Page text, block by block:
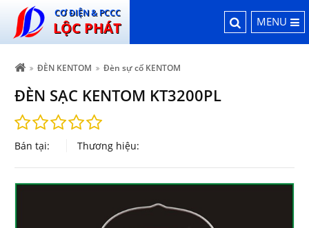
CƠ ĐIỆN & PCCC
LỘC PHÁT MENU
ĐÈN KENTOM Đèn sự cố KENTOM
ĐÈN SẠC KENTOM KT3200PL
Bán tại: Thương hiệu: